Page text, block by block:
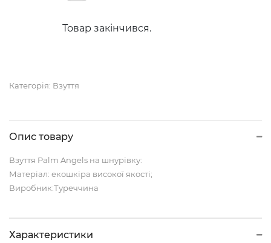
Товар закінчився.
Категорія: Взуття
Опис товару
Взуття Palm Angels на шнурівку:
Матеріал: екошкіра високої якості;
Виробник:Туреччина
Характеристики